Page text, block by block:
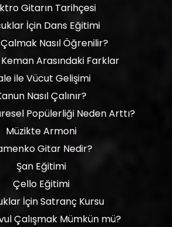
Gitarın Tarihçesi
İçin Dans Eğitimi
Nasıl Öğrenilir?
Arasındaki Farklar
ile Vücut Gelişimi
Nasıl Çalınır?
Popülerliği Neden Arttı?
Müzikte Armoni
Gitar Nedir?
Şan Eğitimi
Çello Eğitimi
İçin Satranç Kursu
Çalışmak Mümkün mü?